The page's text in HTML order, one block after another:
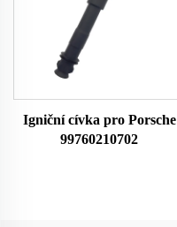
Coche
Igniční cívka pro Porsche
99760210702